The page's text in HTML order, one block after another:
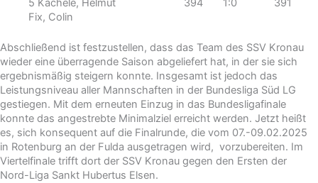
5 Kächele, Helmut 394 1:0 391
Fix, Colin
Abschließend ist festzustellen, dass das Team des SSV Kronau
wieder eine überragende Saison abgeliefert hat, in der sie sich
ergebnismäßig steigern konnte. Insgesamt ist jedoch das
Leistungsniveau aller Mannschaften in der Bundesliga Süd LG
gestiegen. Mit dem erneuten Einzug in das Bundesligafinale
konnte das angestrebte Minimalziel erreicht werden. Jetzt heißt
es, sich konsequent auf die Finalrunde, die vom 07.-09.02.2025
in Rotenburg an der Fulda ausgetragen wird, vorzubereiten. Im
Viertelfinale trifft dort der SSV Kronau gegen den Ersten der
Nord-Liga Sankt Hubertus Elsen.